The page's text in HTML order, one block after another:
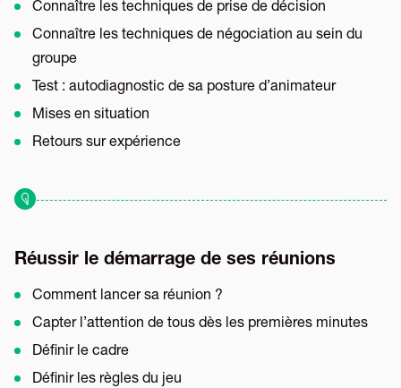
Connaître les techniques de prise de décision
Connaître les techniques de négociation au sein du
groupe
Test : autodiagnostic de sa posture d’animateur
Mises en situation
Retours sur expérience
Réussir le démarrage de ses réunions
Comment lancer sa réunion ?
Capter l’attention de tous dès les premières minutes
Définir le cadre
Définir les règles du jeu